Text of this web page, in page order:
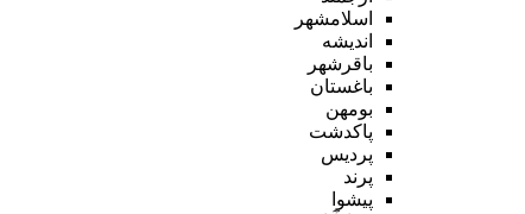
اسلامشهر
اندیشه
باقرشهر
باغستان
بومهن
پاکدشت
پردیس
پرند
پیشوا